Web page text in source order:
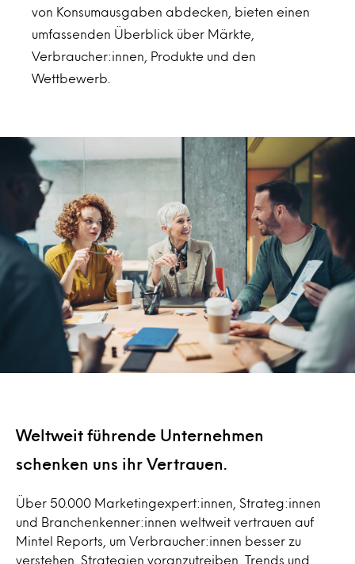
von Konsumausgaben abdecken, bieten einen
umfassenden Überblick über Märkte,
Verbraucher:innen, Produkte und den
Wettbewerb.
Weltweit führende Unternehmen
schenken uns ihr Vertrauen.
Über 50.000 Marketingexpert:innen, Strateg:innen
und Branchenkenner:innen weltweit vertrauen auf
Mintel Reports, um Verbraucher:innen besser zu
verstehen, Strategien voranzutreiben, Trends und